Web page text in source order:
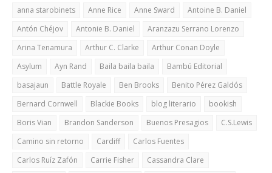
anna starobinets
Anne Rice Anne Sward
Antoine B. Daniel
Antón Chéjov
Antonie B. Daniel
Aranzazu Serrano Lorenzo
Arina Tenamura
Arthur C. Clarke
Arthur Conan Doyle
Asylum
Ayn Rand Baila baila baila
Bambú Editorial
basajaun
Battle Royale Ben Brooks
Benito Pérez Galdós
Bernard Cornwell
Blackie Books blog literario
bookish
Boris Vian
Brandon Sanderson Buenos Presagios
C.S.Lewis
Camino sin retorno
Cardiff
Carlos Fuentes
Carlos Ruíz Zafón
Carrie Fisher
Cassandra Clare